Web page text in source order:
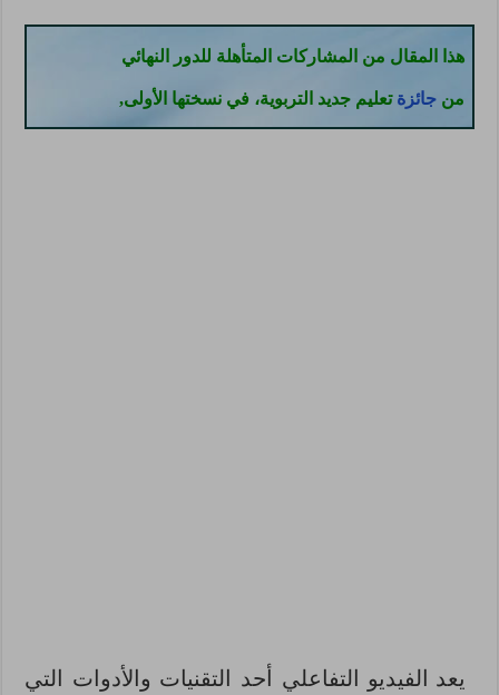
هذا المقال من المشاركات المتأهلة للدور النهائي
منجائزة تعليم جديد التربوية، في نسختها الأولى,
يعد الفيديو التفاعلي أحد التقنيات والأدوات التي